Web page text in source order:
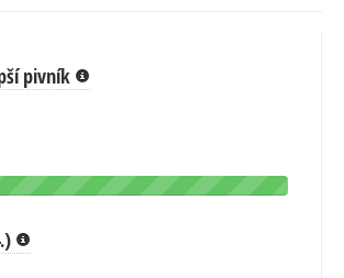
pivník